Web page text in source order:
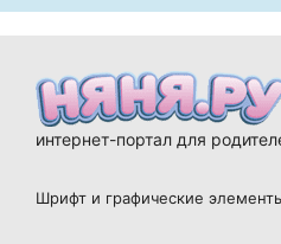
интернет-портал для
Шрифт и графические